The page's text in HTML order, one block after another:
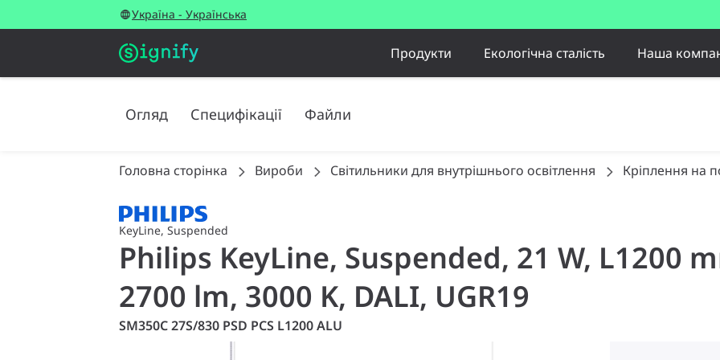
Україна - Українська
Продукти Екологічна сталість Наша
Огляд Специфікації Файли
Головна сторінка Вироби Світильники для внутрішнього освітлення Кріплення на
KeyLine, Suspended
Philips KeyLine, Suspended, 21 W, L1200
2700 lm, 3000 K, DALI, UGR19
SM350C 27S/830 PSD PCS L1200 ALU